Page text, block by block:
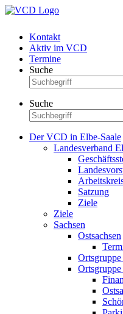
Kontakt
Aktiv im VCD
Termine
Suche
Suche
Der VCD in Elbe-Saale
Landesverband
Satzung
Ziele
Ziele
Sachsen
Ostsachsen
Ortsgruppe